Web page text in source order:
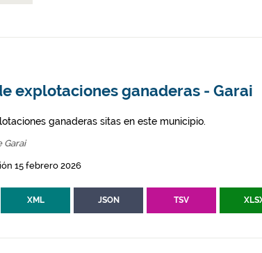
explotaciones ganaderas - Garai
ganaderas sitas en este municipio.
Garai
15 febrero 2026
XML JSON TSV